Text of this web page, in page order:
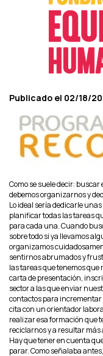
Publicado el 02/18/
Como se suele decir:
debemos organizarnos y
Lo ideal sería dedicarle
planificar todas las tareas
para cada una. Cuando
sobre todo si ya llevamos
organizamos
sentirnos abrumados y
las tareas que tenemos que
carta de presentación,
sector a las que enviar
contactos para incrementar
cita con un orientador
realizar esa formación que
reciclarnos y a resultar
Hay que tener en cuenta
parar. Como señalaba